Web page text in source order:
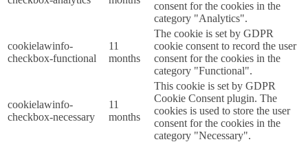
consent for the cookies in the
category "Analytics".
cookielawinfo-
checkbox-functional
11
months
The cookie is set by GDPR
cookie consent to record the user
consent for the cookies in the
category "Functional".
cookielawinfo-
checkbox-necessary
11
months
This cookie is set by GDPR
Cookie Consent plugin. The
cookies is used to store the user
consent for the cookies in the
category "Necessary".